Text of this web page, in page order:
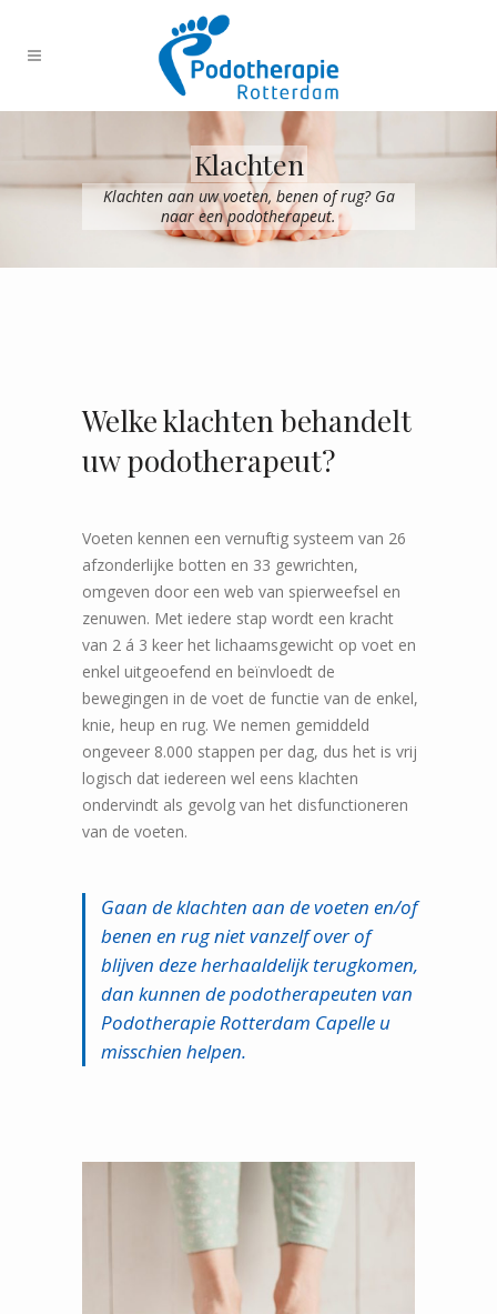
Klachten
Klachten aan uw voeten, benen of rug? Ga
naar een podotherapeut.
Welke klachten behandelt
uw podotherapeut?
Voeten kennen een vernuftig systeem van 26
afzonderlijke botten en 33 gewrichten,
omgeven door een web van spierweefsel en
zenuwen. Met iedere stap wordt een kracht
van 2 á 3 keer het lichaamsgewicht op voet en
enkel uitgeoefend en beïnvloedt de
bewegingen in de voet de functie van de enkel,
knie, heup en rug. We nemen gemiddeld
ongeveer 8.000 stappen per dag, dus het is vrij
logisch dat iedereen wel eens klachten
ondervindt als gevolg van het disfunctioneren
van de voeten.
Gaan de klachten aan de voeten en/of
benen en rug niet vanzelf over of
blijven deze herhaaldelijk terugkomen,
dan kunnen de podotherapeuten van
Podotherapie Rotterdam Capelle u
misschien helpen.